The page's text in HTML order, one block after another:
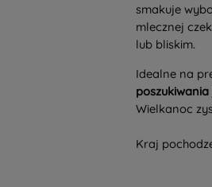
smakuje
mlecznej
lub bliskim.
Idealne na
Wielkanoc
Kraj